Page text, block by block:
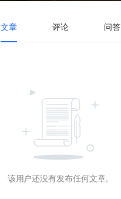
文章 评论 问答
该用户还没有发布任何文章。